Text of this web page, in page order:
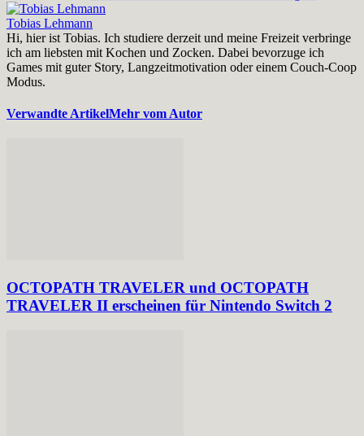
Tobias Lehmann
Hi, hier ist Tobias. Ich studiere derzeit und meine Freizeit verbringe
ich am liebsten mit Kochen und Zocken. Dabei bevorzuge ich
Games mit guter Story, Langzeitmotivation oder einem Couch-Coop
Modus.
Verwandte ArtikelMehr vom Autor
OCTOPATH TRAVELER und OCTOPATH
TRAVELER II erscheinen für Nintendo Switch 2